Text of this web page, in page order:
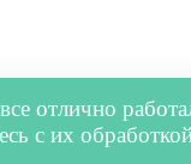
отлично
с их